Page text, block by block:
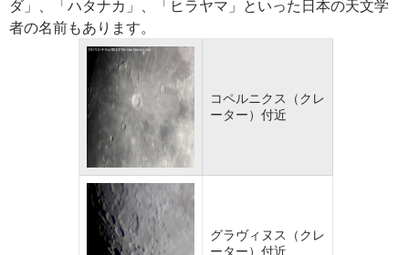
ダ」、「ハタナカ」、「ヒラヤマ」といった日本の天文学
者の名前もあります。
コペルニクス（クレ
ーター）付近
グラヴィヌス（クレ
ーター）付近